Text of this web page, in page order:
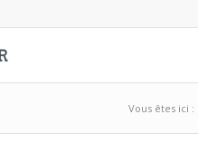
Vous êtes ici :